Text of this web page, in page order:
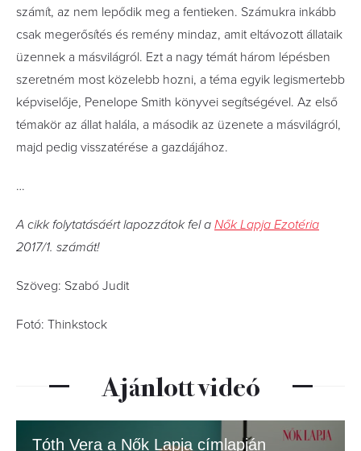
számít, az nem lepődik meg a fentieken. Számukra inkább
csak megerősítés és remény mindaz, amit eltávozott állataik
üzennek a másvilágról. Ezt a nagy témát három lépésben
szeretném most közelebb hozni, a téma egyik legismertebb
képviselője, Penelope Smith könyvei segítségével. Az első
témakör az állat halála, a második az üzenete a másvilágról,
majd pedig visszatérése a gazdájához.
…
A cikk folytatásáért lapozzátok fel a Nők Lapja Ezotéria
2017/1. számát!
Szöveg: Szabó Judit
Fotó: Thinkstock
Ajánlott videó
Tóth Vera a Nők Lapja címlapján